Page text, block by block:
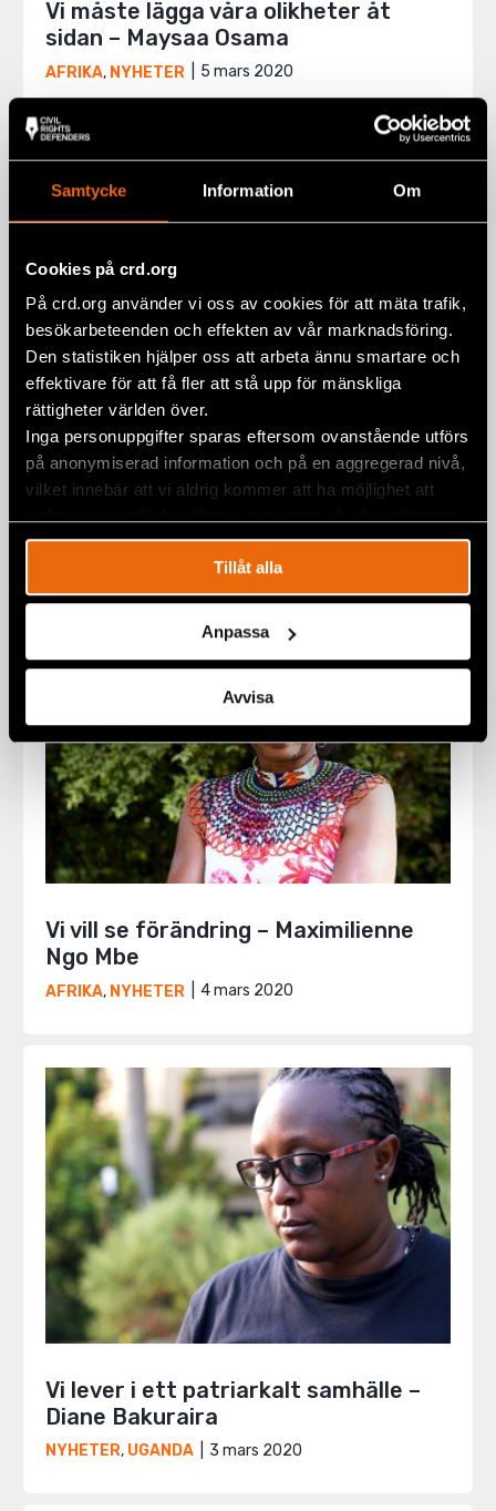
Samtycke Information Om
Cookies på crd.org
På crd.org använder vi oss av cookies för att mäta trafik,
besökarbeteenden och effekten av vår marknadsföring.
Den statistiken hjälper oss att arbeta ännu smartare och
effektivare för att få fler att stå upp för mänskliga
rättigheter världen över.
Inga personuppgifter sparas eftersom ovanstående utförs
på anonymiserad information och på en aggregerad nivå,
vilket innebär att vi aldrig kommer att ha möjlighet att
Tillåt alla
Anpassa
Avvisa
Vi måste lägga våra olikheter åt
sidan – Maysaa Osama
AFRIKA, NYHETER 5 mars 2020
Behov av stärkt skydd för kvinnliga
människorättsförsvarare
Vi vill se förändring – Maximilienne
Ngo Mbe
AFRIKA, NYHETER 4 mars 2020
Vi lever i ett patriarkalt samhälle –
Diane Bakuraira
NYHETER, UGANDA 3 mars 2020